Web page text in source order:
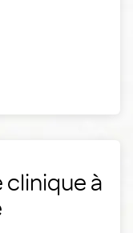
clinique à